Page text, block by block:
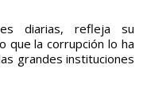
diarias, refleja su
que la corrupción lo ha
grandes instituciones